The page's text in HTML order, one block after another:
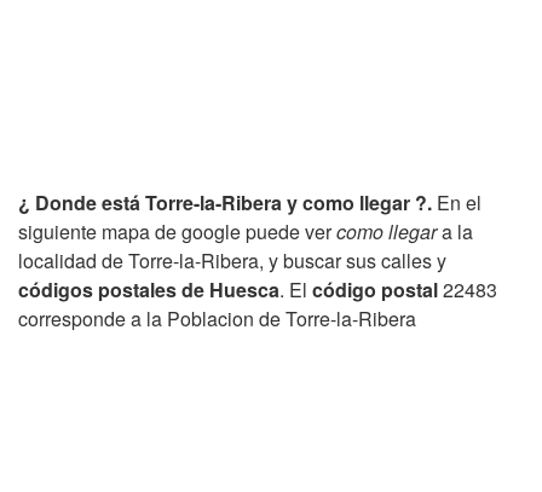
¿ Donde está Torre-la-Ribera y como llegar ?. En el
siguiente mapa de google puede vercomo llegara la
localidad de Torre-la-Ribera, y buscar sus calles y
códigos postales de Huesca. El código postal22483
corresponde a la Poblacion de Torre-la-Ribera